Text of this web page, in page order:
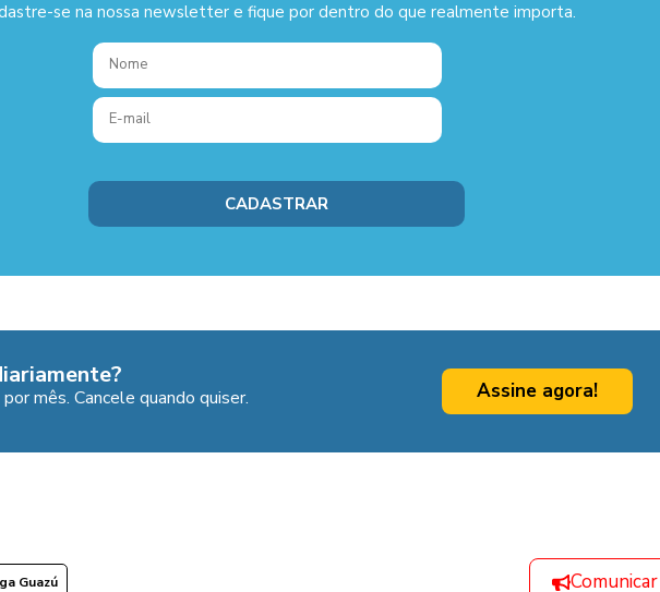
se na nossa newsletter e fique por dentro do que realmente importa.
mês. Cancele quando quiser. Assine agora!
Guazú